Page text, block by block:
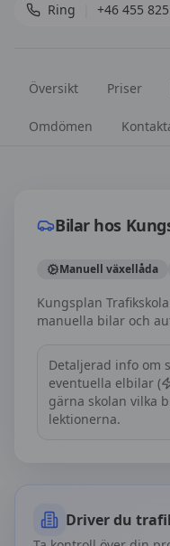
Ring +46 455
Översikt Priser
Omdömen
Bilar hos
Manuell växellåda
Kungsplan
manuella bilar och
Detaljerad info om
eventuella elbilar (
gärna skolan vilka
lektionerna.
Driver du